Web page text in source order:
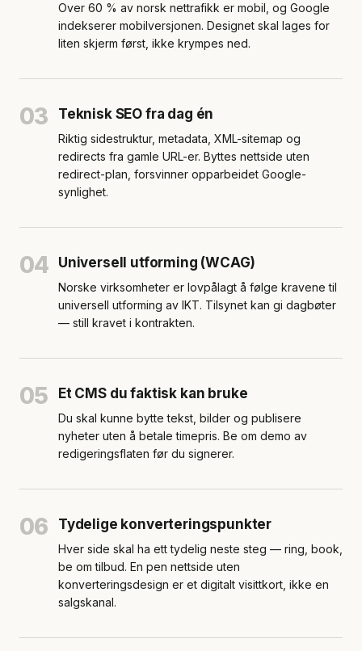
Over 60 % av norsk nettrafikk er mobil, og Google
indekserer mobilversjonen. Designet skal lages for
liten skjerm først, ikke krympes ned.
03 Teknisk SEO fra dag én
Riktig sidestruktur, metadata, XML-sitemap og
redirects fra gamle URL-er. Byttes nettside uten
redirect-plan, forsvinner opparbeidet Google-
synlighet.
04 Universell utforming (WCAG)
Norske virksomheter er lovpålagt å følge kravene til
universell utforming av IKT. Tilsynet kan gi dagbøter
— still kravet i kontrakten.
05 Et CMS du faktisk kan bruke
Du skal kunne bytte tekst, bilder og publisere
nyheter uten å betale timepris. Be om demo av
redigeringsflaten før du signerer.
06 Tydelige konverteringspunkter
Hver side skal ha ett tydelig neste steg — ring, book,
be om tilbud. En pen nettside uten
konverteringsdesign er et digitalt visittkort, ikke en
salgskanal.